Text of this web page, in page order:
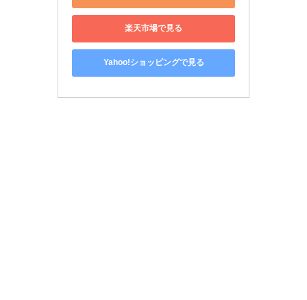
楽天市場で見る
Yahoo!ショッピングで見る